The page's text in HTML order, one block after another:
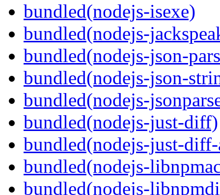
bundled(nodejs-isexe)
bundled(nodejs-
bundled(nodejs-json-
bundled(nodejs-json-
bundled(nodejs-
bundled(nodejs-just-diff)
bundled(nodejs-just-
bundled(nodejs-
bundled(nodejs-